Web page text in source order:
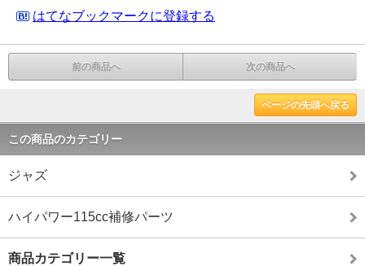
はてなブックマークに登録する
前の商品へ 次の商品へ
ページの先頭へ戻る
この商品のカテゴリー
ジャズ
ハイパワー115cc補修パーツ
商品カテゴリー一覧